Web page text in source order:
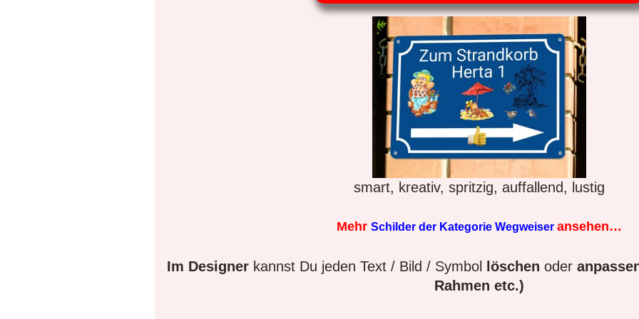
smart, kreativ, spritzig, auffallend, lustig
Mehr Schilder der Kategorie Wegweiser ansehen…
Im Designerkannst Du jeden Text / Bild / Symbol löschen oder
Rahmen etc.)